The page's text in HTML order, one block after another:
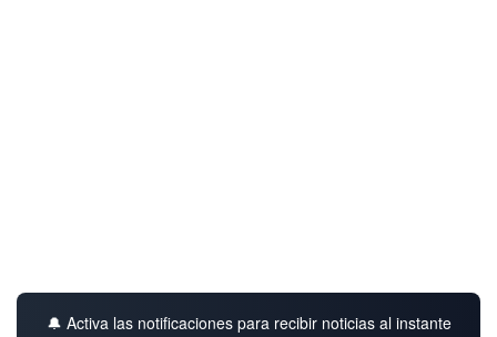
🔔 Activa las notificaciones para recibir noticias al instante